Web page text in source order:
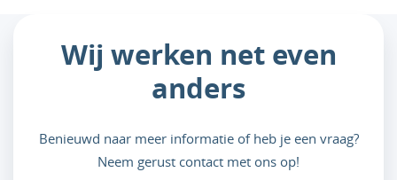
Wij werken net even
anders
Benieuwd naar meer informatie of heb je een vraag?
Neem gerust contact met ons op!